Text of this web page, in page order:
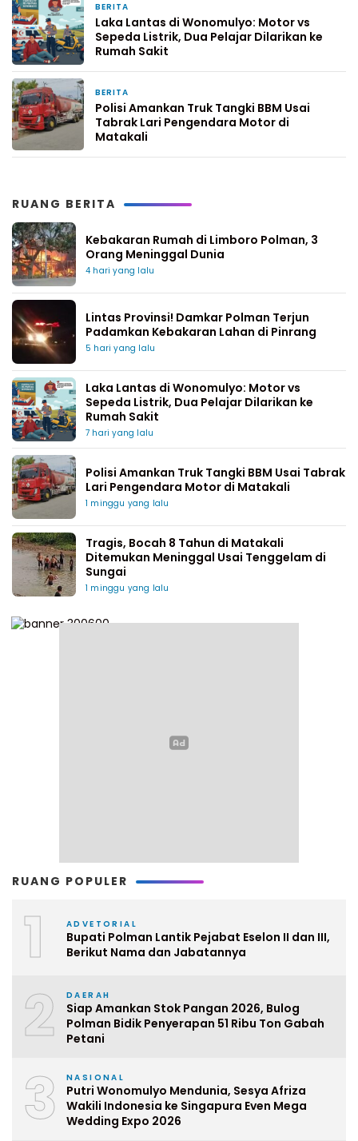
BERITA
Laka Lantas di Wonomulyo: Motor vs
Sepeda Listrik, Dua Pelajar Dilarikan ke
Rumah Sakit
BERITA
Polisi Amankan Truk Tangki BBM Usai
Tabrak Lari Pengendara Motor di
Matakali
RUANG BERITA
Kebakaran Rumah di Limboro Polman, 3
Orang Meninggal Dunia
4 hari yang lalu
Lintas Provinsi! Damkar Polman Terjun
Padamkan Kebakaran Lahan di Pinrang
5 hari yang lalu
Laka Lantas di Wonomulyo: Motor vs
Sepeda Listrik, Dua Pelajar Dilarikan ke
Rumah Sakit
7 hari yang lalu
Polisi Amankan Truk Tangki BBM Usai Tabrak
Lari Pengendara Motor di Matakali
1 minggu yang lalu
Tragis, Bocah 8 Tahun di Matakali
Ditemukan Meninggal Usai Tenggelam di
Sungai
1 minggu yang lalu
RUANG POPULER
1 ADVETORIAL
Bupati Polman Lantik Pejabat Eselon II dan III,
Berikut Nama dan Jabatannya
2 DAERAH
Siap Amankan Stok Pangan 2026, Bulog
Polman Bidik Penyerapan 51 Ribu Ton Gabah
Petani
3 NASIONAL
Putri Wonomulyo Mendunia, Sesya Afriza
Wakili Indonesia ke Singapura Even Mega
Wedding Expo 2026